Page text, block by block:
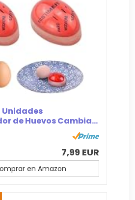
Unidades
de Huevos Cambia...
7,99 EUR
en Amazon